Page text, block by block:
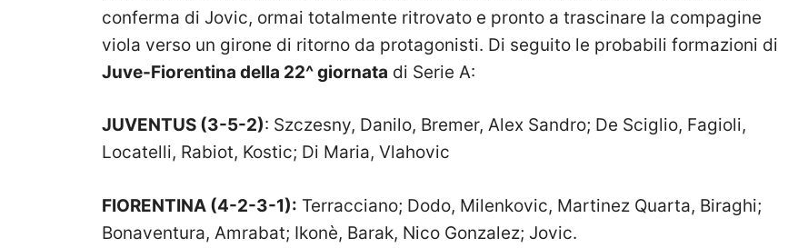
conferma di Jovic, ormai totalmente ritrovato e pronto a trascinare la compagine
viola verso un girone di ritorno da protagonisti. Di seguito le probabili formazioni di
Juve-Fiorentina della 22^ giornata di Serie A:
JUVENTUS (3-5-2): Szczesny, Danilo, Bremer, Alex Sandro; De Sciglio, Fagioli,
Locatelli, Rabiot, Kostic; Di Maria, Vlahovic
FIORENTINA (4-2-3-1): Terracciano; Dodo, Milenkovic, Martinez Quarta, Biraghi;
Bonaventura, Amrabat; Ikonè, Barak, Nico Gonzalez; Jovic.